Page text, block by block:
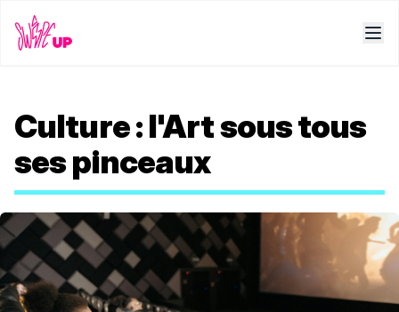
Culture : l'Art sous tous
ses pinceaux